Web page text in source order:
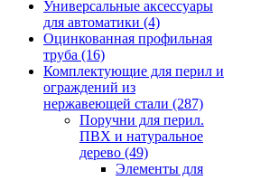
Универсальные аксессуары
для автоматики (4)
Оцинкованная профильная
труба (16)
Комплектующие для перил и
ограждений из
нержавеющей стали (287)
Поручни для перил.
ПВХ и натуральное
дерево (49)
Элементы для